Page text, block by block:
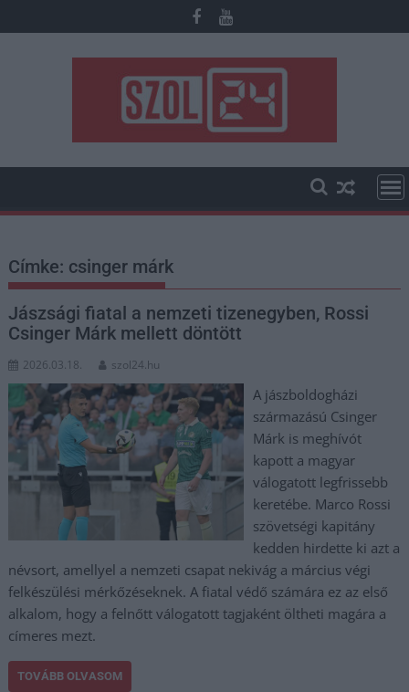
to
Címke: csinger márk
Jászsági fiatal a nemzeti tizenegyben, Rossi
Csinger Márk mellett döntött
2026.03.18. szol24.hu
A jászboldogházi
származású Csinger
Márk is meghívót
kapott a magyar
válogatott legfrissebb
keretébe. Marco Rossi
szövetségi kapitány
kedden hirdette ki azt a
névsort, amellyel a nemzeti csapat nekivág a március végi
felkészülési mérkőzéseknek. A fiatal védő számára ez az első
alkalom, hogy a felnőtt válogatott tagjaként öltheti magára a
címeres mezt.
TOVÁBB OLVASOM